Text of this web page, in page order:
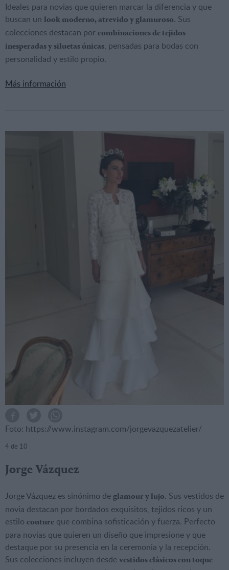
Ideales para novias que quieren marcar la diferencia y que
buscan un
look moderno, atrevido y glamuroso. Sus
colecciones destacan por combinaciones de tejidos
inesperadas y siluetas únicas, pensadas para bodas con
personalidad y estilo propio.
Más información
Foto: https://www.instagram.com/jorgevazquezatelier/
4 de 10
Jorge Vázquez
Jorge Vázquez es sinónimo de glamour y lujo. Sus vestidos de
novia destacan por bordados exquisitos, tejidos ricos y un
estilo couture que combina sofisticación y fuerza. Perfecto
para novias que quieren un diseño que impresione y que
destaque por su presencia en la ceremonia y la recepción.
Sus colecciones incluyen desde vestidos clásicos con toque